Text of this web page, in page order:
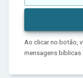
Ao clicar no botão,
mensagens bíblicas